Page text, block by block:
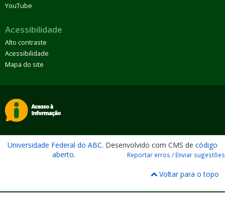
YouTube
Acessibilidade
Alto contraste
Acessibilidade
Mapa do site
Universidade Federal do ABC. Desenvolvido com CMS de código
aberto. Reportar erros / Enviar sugestões
Voltar para o topo